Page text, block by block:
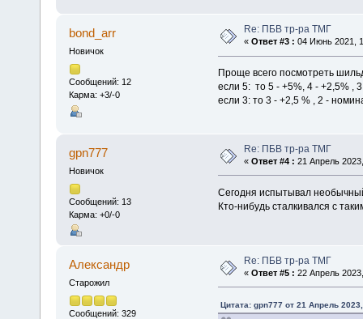
bond_arr
Новичок
Сообщений: 12
Карма: +3/-0
Re: ПБВ тр-ра ТМГ
« Ответ #3 : 04 Июнь 2021,
Проще всего посмотреть
если 5: то 5 - +5%, 4 - +2,5% ,
если 3: то 3 - +2,5 % , 2 -
gpn777
Новичок
Сообщений: 13
Карма: +0/-0
Re: ПБВ тр-ра ТМГ
« Ответ #4 : 21 Апрель
Сегодня испытывал
Кто-нибудь сталкивался с
Алексaндр
Старожил
Сообщений: 329
Re: ПБВ тр-ра ТМГ
« Ответ #5 : 22 Апрель
Цитата: gpn777 от 21 Апрель